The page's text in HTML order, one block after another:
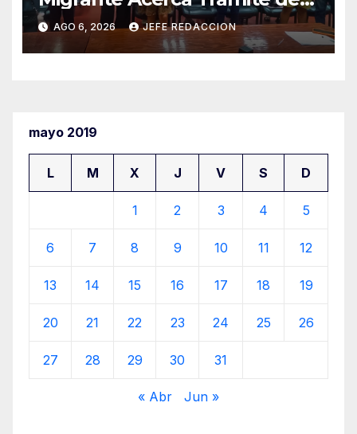
Pasaportes Estadounidenses
a Residentes de Lázaro
Cárdenas
AGO 6, 2026 JEFE REDACCION
mayo 2019
L M X J V S D
1 2 3 4 5
6 7 8 9 10 11 12
13 14 15 16 17 18 19
20 21 22 23 24 25 26
27 28 29 30 31
« Abr Jun »